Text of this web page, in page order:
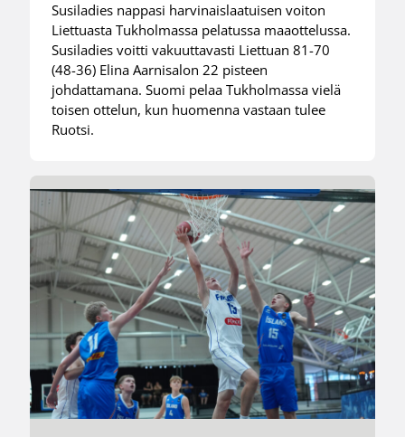
Susiladies nappasi harvinaislaatuisen voiton
Liettuasta Tukholmassa pelatussa maaottelussa.
Susiladies voitti vakuuttavasti Liettuan 81-70
(48-36) Elina Aarnisalon 22 pisteen
johdattamana. Suomi pelaa Tukholmassa vielä
toisen ottelun, kun huomenna vastaan tulee
Ruotsi.